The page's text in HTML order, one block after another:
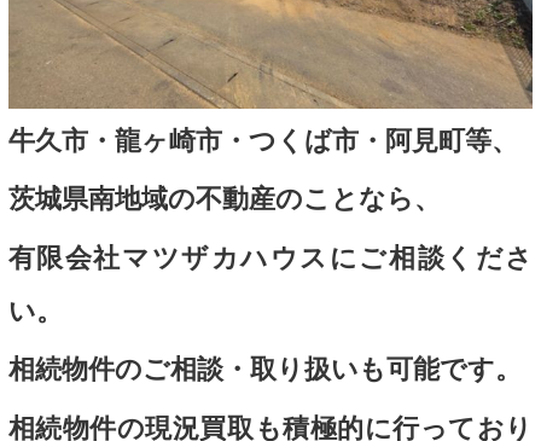
牛久市・龍ヶ崎市・つくば市・阿見町等、
茨城県南地域の不動産のことなら、
有限会社マツザカハウスにご相談くださ
い。
相続物件のご相談・取り扱いも可能です。
相続物件の現況買取も積極的に行っており